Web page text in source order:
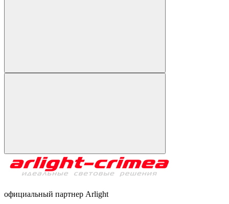
официальный партнер Arlight